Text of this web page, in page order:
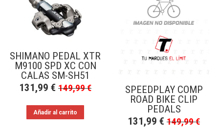
SHIMANO PEDAL XTR
M9100 SPD XC CON
CALAS SM-SH51
131,99 € 149,99€
Añadir al carrito
SPEEDPLAY COMP
ROAD BIKE CLIP
PEDALS
131,99 € 149,99€